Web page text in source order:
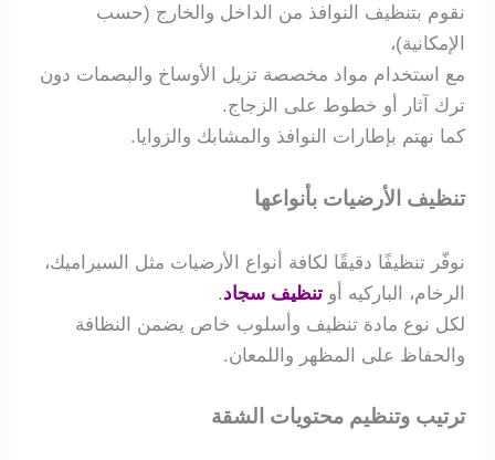
نقوم بتنظيف النوافذ من الداخل والخارج (حسب
الإمكانية)،
مع استخدام مواد مخصصة تزيل الأوساخ والبصمات دون
ترك آثار أو خطوط على الزجاج.
كما نهتم بإطارات النوافذ والمشابك والزوايا.
تنظيف الأرضيات بأنواعها
نوفّر تنظيفًا دقيقًا لكافة أنواع الأرضيات مثل السيراميك،
الرخام، الباركيه أو تنظيف سجاد.
لكل نوع مادة تنظيف وأسلوب خاص يضمن النظافة
والحفاظ على المظهر واللمعان.
ترتيب وتنظيم محتويات الشقة